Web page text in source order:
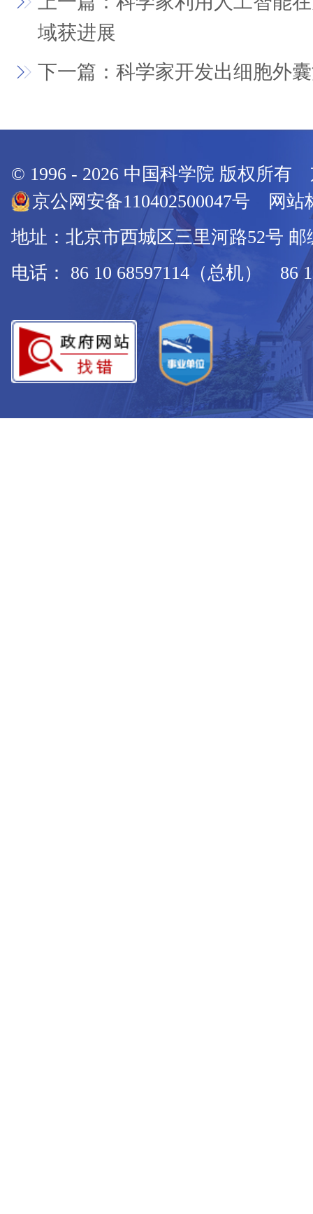
域获进展
下一篇：科学家开发出细胞外
© 1996 - 2026 中国科学院 版权所有
京公网安备110402500047号 网站
地址：北京市西城区三里河路52号 邮
电话： 86 10 68597114（总机） 86